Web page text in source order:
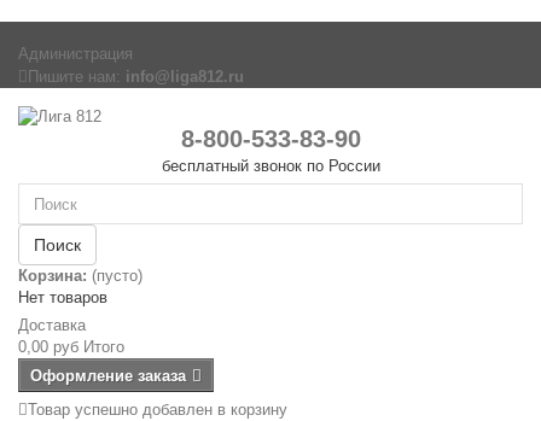
Администрация
Пишите нам: info@liga812.ru
8-800-533-83-90
бесплатный звонок по России
Поиск
Корзина: (пусто)
Нет товаров
Доставка
0,00 руб Итого
Оформление заказа
Товар успешно добавлен в корзину